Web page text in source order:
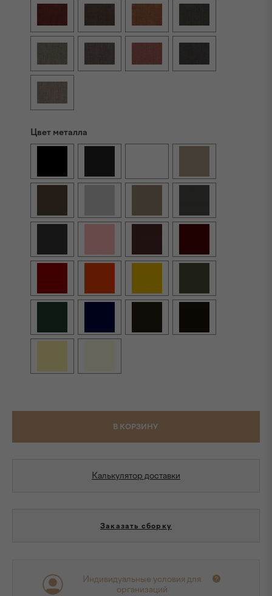
Цвет металла
В КОРЗИНУ
Калькулятор доставки
Заказать сборку
Индивидуальные условия для
организаций